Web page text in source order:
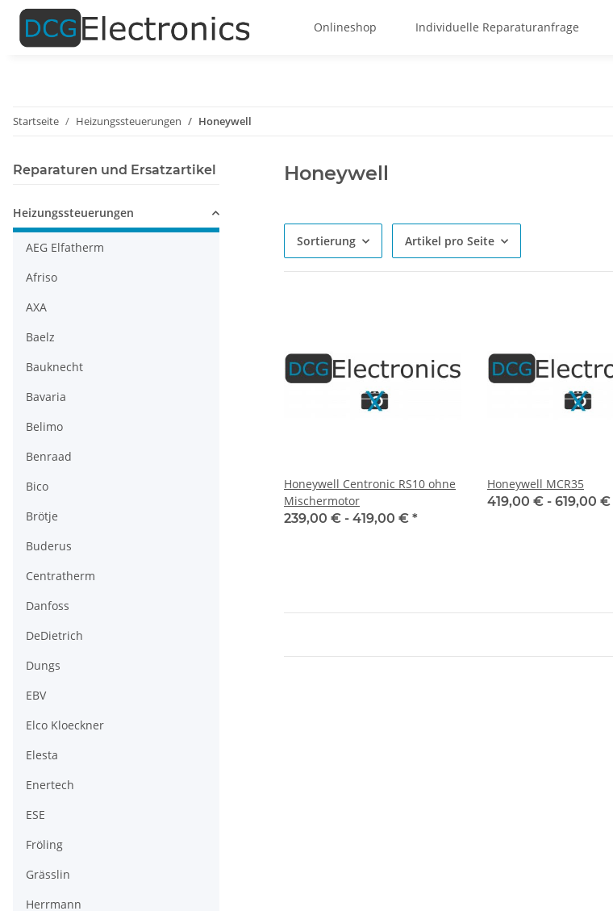
Onlineshop Individuelle Reparaturanfrage
Startseite Heizungssteuerungen Honeywell
Honeywell
Sortierung Artikel pro Seite
Honeywell Centronic RS10 ohne
Mischermotor
239,00 € - 419,00 € *
Honeywell MCR35
419,00 € - 619,00 €
Reparaturen und Ersatzartikel
Heizungssteuerungen
AEG Elfatherm
Afriso
AXA
Baelz
Bauknecht
Bavaria
Belimo
Benraad
Bico
Brötje
Buderus
Centratherm
Danfoss
DeDietrich
Dungs
EBV
Elco Kloeckner
Elesta
Enertech
ESE
Fröling
Grässlin
Herrmann